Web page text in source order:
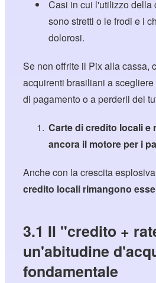
Casi in cui l'utilizzo della
sono stretti o le frodi e i
dolorosi.
Se non offrite il Pix alla cassa,
acquirenti brasiliani a
di pagamento o a perderli del
Carte di credito locali e
ancora il motore per i
Anche con la crescita
credito locali rimangono
3.1 Il "credito +
un'abitudine
fondamentale